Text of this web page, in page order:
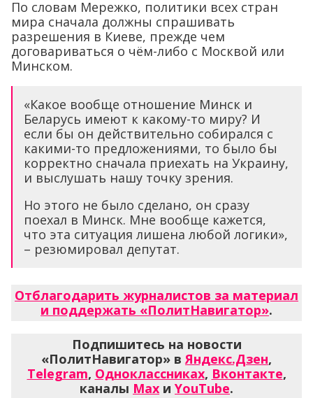
По словам Мережко, политики всех стран
мира сначала должны спрашивать
разрешения в Киеве, прежде чем
договариваться о чём-либо с Москвой или
Минском.
«Какое вообще отношение Минск и
Беларусь имеют к какому-то миру? И
если бы он действительно собирался с
какими-то предложениями, то было бы
корректно сначала приехать на Украину,
и выслушать нашу точку зрения.
Но этого не было сделано, он сразу
поехал в Минск. Мне вообще кажется,
что эта ситуация лишена любой логики»,
– резюмировал депутат.
Отблагодарить журналистов за материал
и поддержать «ПолитНавигатор».
Подпишитесь на новости
«ПолитНавигатор» вЯндекс.Дзен,
Telegram, Одноклассниках, Вконтакте,
каналы Max и YouTube.